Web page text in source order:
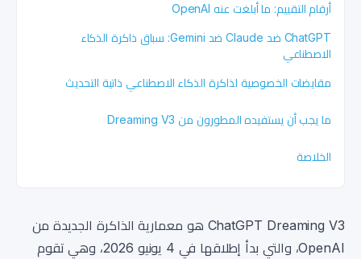
أرقام التقييم: ما أبلغت عنه OpenAI
ChatGPT ضد Claude ضد Gemini: سباق ذاكرة الذكاء
الاصطناعي
مقايضات الخصوصية لذاكرة الذكاء الاصطناعي ذاتية التحديث
ما يجب أن يستفيده المطورون من Dreaming V3
الخلاصة
ChatGPT Dreaming V3 هو معمارية الذاكرة الجديدة من
OpenAI، والتي بدأ إطلاقها في 4 يونيو 2026، وهي تقوم